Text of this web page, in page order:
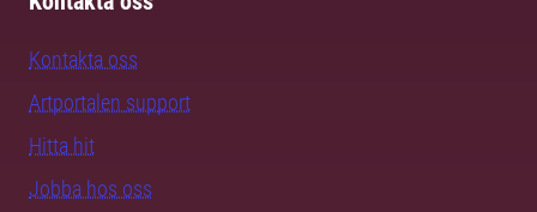
Kontakta oss
Artportalen support
Hitta hit
Jobba hos oss